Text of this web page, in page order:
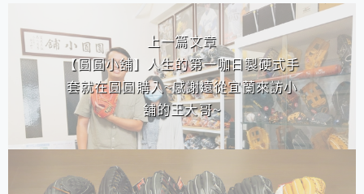
上一篇文章
【圓圓小舖】人生的第一咖日製硬式手
套就在圓圓購入~感謝遠從宜蘭來訪小
舖的王大哥~